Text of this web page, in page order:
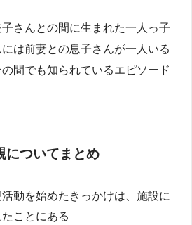
さんとの間に生まれた一人っ子
は前妻との息子さんが一人いる
間でも知られているエピソード
についてまとめ
動を始めたきっかけは、施設に
ことにある